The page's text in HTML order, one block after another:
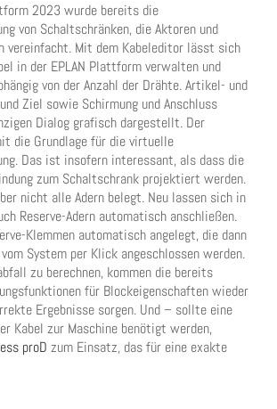
2023 wurde bereits die
von Schaltschränken, die Aktoren und
vereinfacht. Mit dem Kabeleditor lässt sich
in der EPLAN Plattform verwalten und
von der Anzahl der Drähte. Artikel- und
Ziel sowie Schirmung und Anschluss
Dialog grafisch dargestellt. Der
die Grundlage für die virtuelle
Das ist insofern interessant, als dass die
zum Schaltschrank projektiert werden.
nicht alle Adern belegt. Neu lassen sich in
Reserve-Adern automatisch anschließen.
Klemmen automatisch angelegt, die dann
vom System per Klick angeschlossen werden.
zu berechnen, kommen die bereits
für Blockeigenschaften wieder
Ergebnisse sorgen. Und – sollte eine
Kabel zur Maschine benötigt werden,
proD zum Einsatz, das für eine exakte